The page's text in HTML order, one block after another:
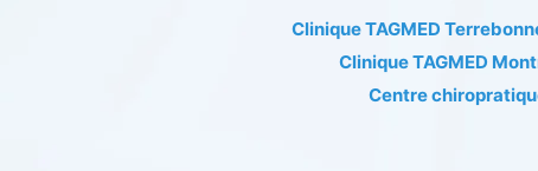
Clinique TAGMED
Clinique TAGMED
Centre